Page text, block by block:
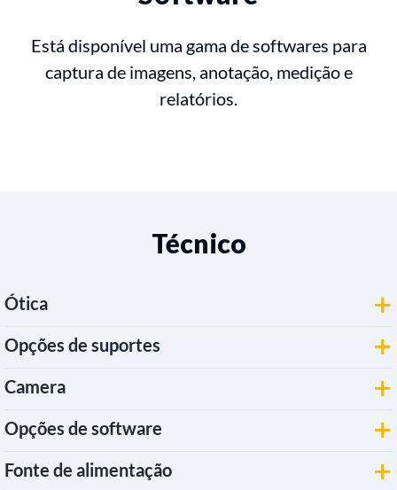
Está disponível uma gama de softwares para
captura de imagens, anotação, medição e
relatórios.
Técnico
Ótica
Opções de suportes
Camera
Opções de software
Fonte de alimentação